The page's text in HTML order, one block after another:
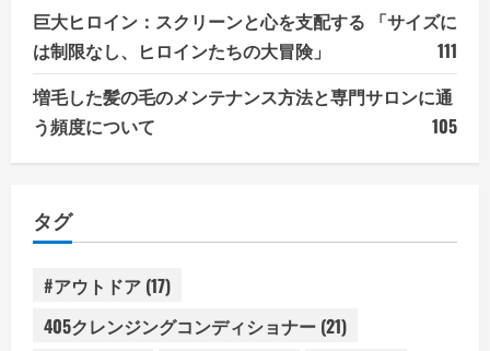
巨大ヒロイン：スクリーンと心を支配する 「サイズに
は制限なし、ヒロインたちの大冒険」
111
増毛した髪の毛のメンテナンス方法と専門サロンに通
う頻度について
105
タグ
#アウトドア (17)
405クレンジングコンディショナー (21)